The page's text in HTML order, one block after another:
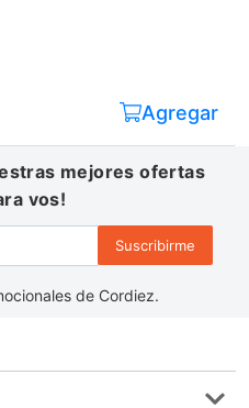
Agregar
mejores ofertas
vos!
Suscribirme
de Cordiez.